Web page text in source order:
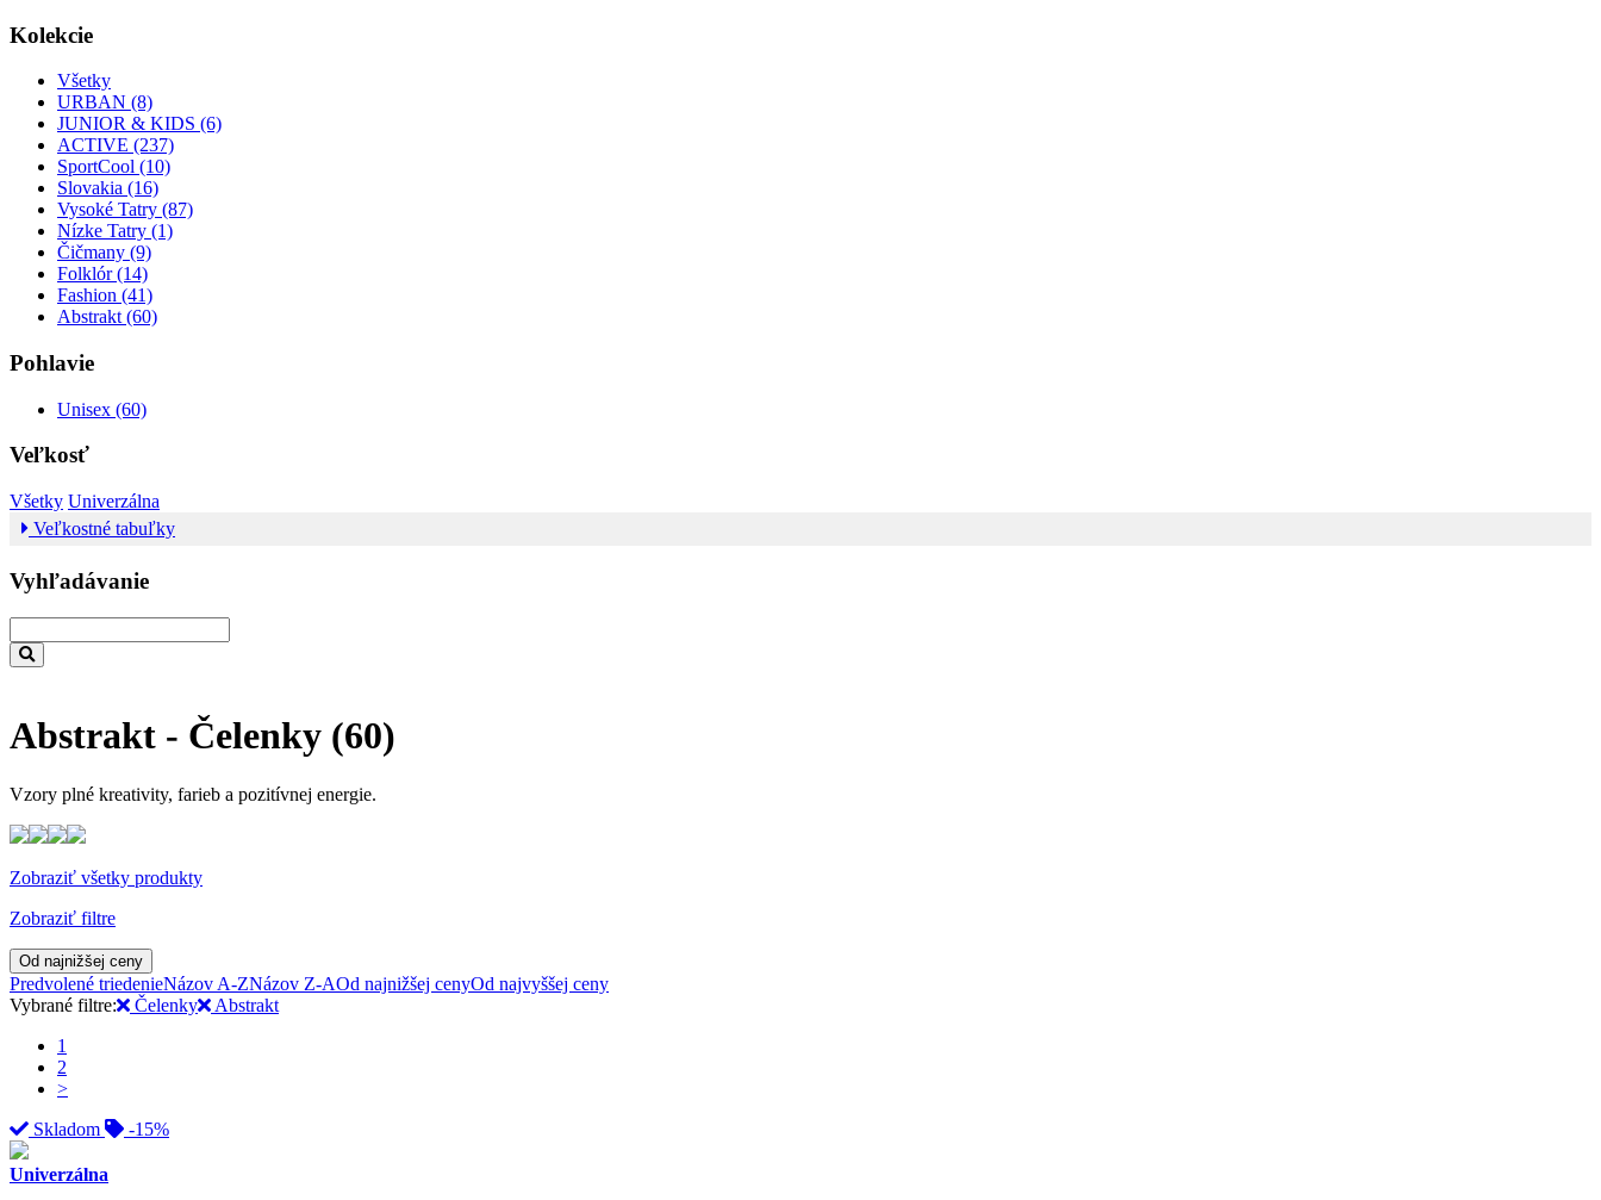
Kolekcie
Všetky
URBAN (8)
JUNIOR & KIDS (6)
ACTIVE (237)
SportCool (10)
Slovakia (16)
Vysoké Tatry (87)
Nízke Tatry (1)
Čičmany (9)
Folklór (14)
Fashion (41)
Abstrakt (60)
Pohlavie
Unisex (60)
Veľkosť
Všetky Univerzálna
Veľkostné tabuľky
Vyhľadávanie
Abstrakt - Čelenky (60)
Vzory plné kreativity, farieb a pozitívnej energie.
Zobraziť všetky produkty
Zobraziť filtre
Od najnižšej ceny
Predvolené triedenieNázov A-ZNázov Z-AOd najnižšej cenyOd najvyššej ceny
Vybrané filtre:
Čelenky
Abstrakt
1
2
>
Skladom
-15%
Univerzálna